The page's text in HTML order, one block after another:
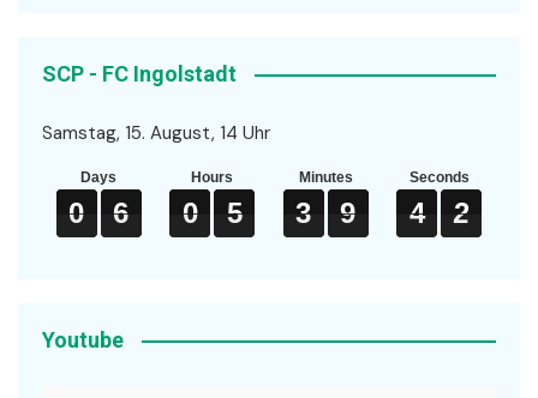
SCP - FC Ingolstadt
Samstag, 15. August, 14 Uhr
Days
0
0
0
0 6
6
6
6
Hours
0
0
0
0 5
5
5
5
Minutes
3
3
3
3 9
9
9
9
Seconds
4
4
4
4 2
2
2
2
Youtube